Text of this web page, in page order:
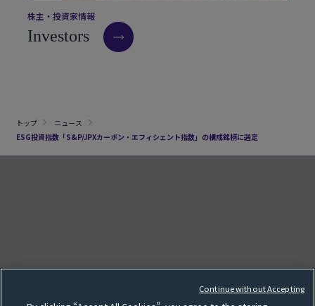
株主 ・ 投資家情報
Investors
トップ
ニュース
ESG投資指数「S&P/JPXカーボン・エフィシェント指数」の構成銘柄に選定
クッキー設定
サイトマップ
Continue without Accepting